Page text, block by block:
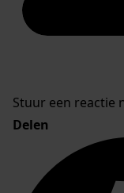
Stuur een reactie
Delen